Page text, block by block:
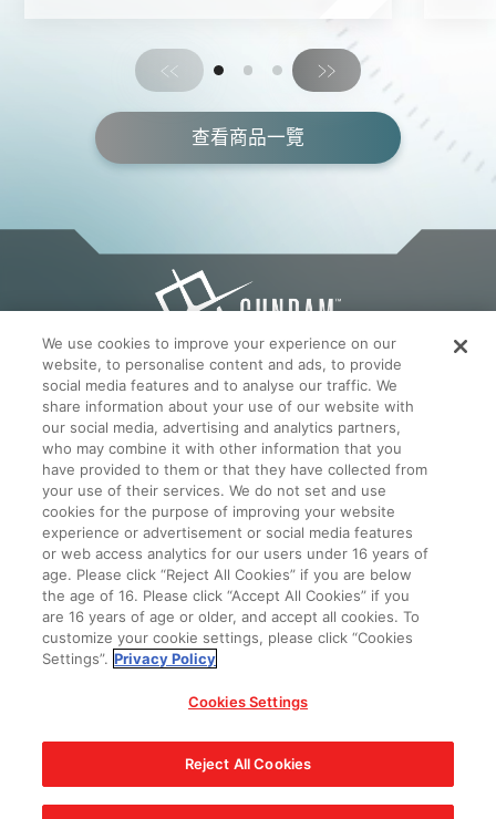
查看商品一覽
ZH - HANT
官方SNS
Cookies Settings 隱私權政策
聯絡我們
CHOOSE A REGION
We use cookies to improve your experience on our
website, to personalise content and ads, to provide
social media features and to analyse our traffic. We
share information about your use of our website with
our social media, advertising and analytics partners,
who may combine it with other information that you
have provided to them or that they have collected from
your use of their services. We do not set and use
cookies for the purpose of improving your website
experience or advertisement or social media features
or web access analytics for our users under 16 years of
age. Please click “Reject All Cookies” if you are below
the age of 16. Please click “Accept All Cookies” if you
are 16 years of age or older, and accept all cookies. To
customize your cookie settings, please click “Cookies
Settings”. Privacy Policy
Cookies Settings
Reject All Cookies